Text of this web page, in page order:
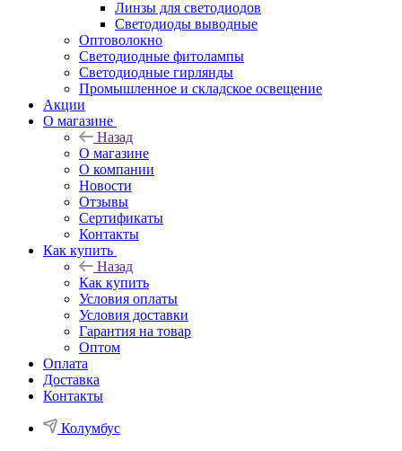
Линзы для светодиодов
Светодиоды выводные
Оптоволокно
Светодиодные фитолампы
Светодиодные гирлянды
Промышленное и складское освещение
Акции
О магазине
Назад
О магазине
О компании
Новости
Отзывы
Сертификаты
Контакты
Как купить
Назад
Как купить
Условия оплаты
Условия доставки
Гарантия на товар
Оптом
Оплата
Доставка
Контакты
Колумбус